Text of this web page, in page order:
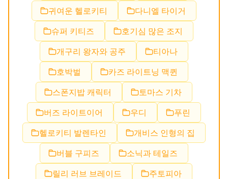
귀여운 헬로키티
다니엘 타이거
슈퍼 키티즈
호기심 많은 조지
개구리 왕자와 공주
티아나
호박벌
카즈 라이트닝 맥퀸
스폰지밥 캐릭터
토마스 기차
버즈 라이트이어
우디
푸린
헬로키티 발렌타인
개비스 인형의 집
버블 구피즈
소닉과 테일즈
릴리 러브 브레이드
주토피아